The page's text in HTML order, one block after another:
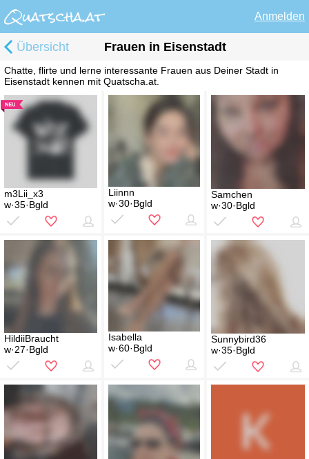
Anmelden
Übersicht Frauen in Eisenstadt
Chatte, flirte und lerne interessante Frauen aus Deiner Stadt in
Eisenstadt kennen mit Quatscha.at.
m3Lii_x3
w·35·Bgld
Liinnn
w·30·Bgld
Samchen
w·30·Bgld
HildiiBraucht
w·27·Bgld
Isabella
w·60·Bgld
Sunnybird36
w·35·Bgld